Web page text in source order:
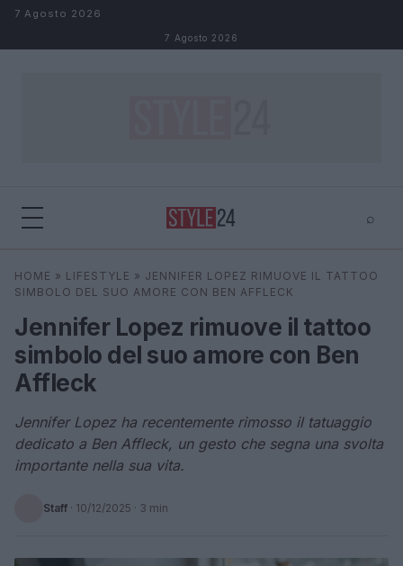
Salta al contenuto
7 Agosto 2026
7 Agosto 2026
⌕
Cerca ⌕ ×
HOME » LIFESTYLE » JENNIFER LOPEZ RIMUOVE IL TATTOO
SIMBOLO DEL SUO AMORE CON BEN AFFLECK
Jennifer Lopez rimuove il tattoo
simbolo del suo amore con Ben
Affleck
Jennifer Lopez ha recentemente rimosso il tatuaggio
dedicato a Ben Affleck, un gesto che segna una svolta
importante nella sua vita.
Staff · 10/12/2025 · 3 min